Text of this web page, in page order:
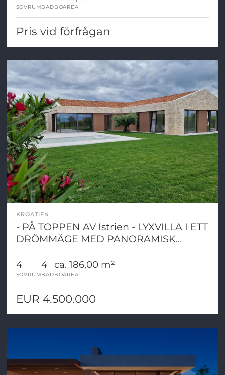
SOVRUMBADBOAREA
Pris vid förfrågan
KROATIEN
- PÅ TOPPEN AV Istrien - LYXVILLA I ETT
DRÖMMÄGE MED PANORAMISK
UTSIKT
4
SOVRUM
4
BAD
ca. 186,00 m²
BOAREA
EUR 4.500.000